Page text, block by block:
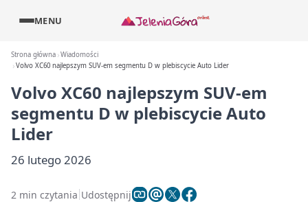
MENU
Strona główna Wiadomości
Volvo XC60 najlepszym SUV-em segmentu D w plebiscycie Auto Lider
Volvo XC60 najlepszym SUV-em
segmentu D w plebiscycie Auto
Lider
26 lutego 2026
2 min czytania Udostępnij